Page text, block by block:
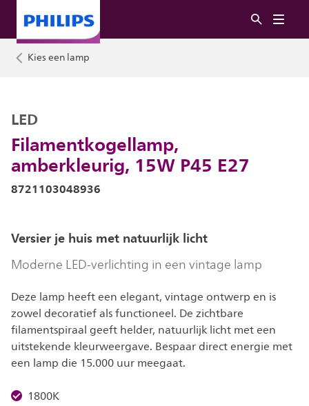
Kies een lamp
Filamentkogellamp,
amberkleurig, 15W P45 E27
LED
8721103048936
Versier je huis met natuurlijk licht
Moderne LED-verlichting in een vintage lamp
Deze lamp heeft een elegant, vintage ontwerp en is
zowel decoratief als functioneel. De zichtbare
filamentspiraal geeft helder, natuurlijk licht met een
uitstekende kleurweergave. Bespaar direct energie met
een lamp die 15.000 uur meegaat.
1800K